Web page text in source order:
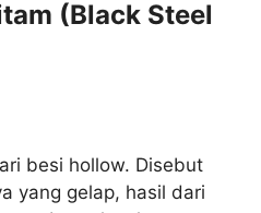
(Black Steel
besi hollow. Disebut
yang gelap, hasil dari